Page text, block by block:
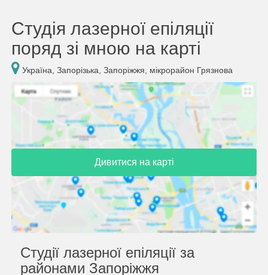
Студія лазерної епіляції
поряд зі мною на карті
Україна, Запорізька, Запоріжжя, мікрорайон Грязнова
Дивитися на карті
Студії лазерної епіляції за
районами Запоріжжя